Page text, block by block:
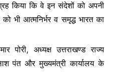
किया कि वे इन संदेशों को अपनी
भी आत्मनिर्भर व समृद्ध भारत का
पोरी, अध्यक्ष उत्तराखण्ड राज्य
पंत और मुख्यमंत्री कार्यालय के